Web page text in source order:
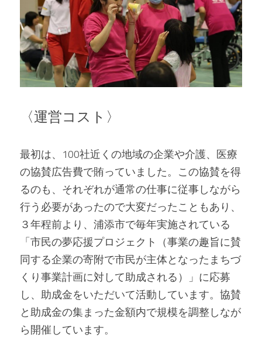
〈運営コスト〉
最初は、100社近くの地域の企業や介護、医療
の協賛広告費で賄っていました。この協賛を得
るのも、それぞれが通常の仕事に従事しながら
行う必要があったので大変だったこともあり、
３年程前より、浦添市で毎年実施されている
「市民の夢応援プロジェクト（事業の趣旨に賛
同する企業の寄附で市民が主体となったまちづ
くり事業計画に対して助成される）」に応募
し、助成金をいただいて活動しています。協賛
と助成金の集まった金額内で規模を調整しなが
ら開催しています。